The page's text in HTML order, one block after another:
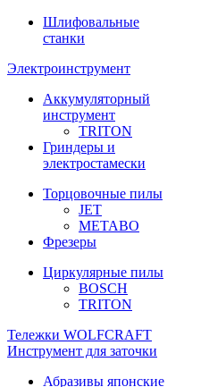
Шлифовальные
станки
Электроинструмент
Аккумуляторный
инструмент
TRITON
Гриндеры и
электростамески
Торцовочные пилы
JET
METABO
Фрезеры
Циркулярные пилы
BOSCH
TRITON
Тележки WOLFCRAFT
Инструмент для заточки
Абразивы японские